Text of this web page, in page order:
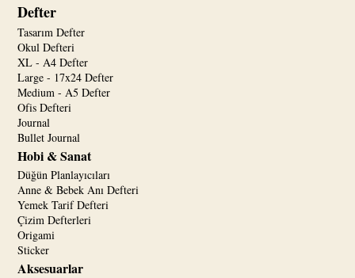
Defter
Tasarım Defter
Okul Defteri
XL - A4 Defter
Large - 17x24 Defter
Medium - A5 Defter
Ofis Defteri
Journal
Bullet Journal
Hobi & Sanat
Düğün Planlayıcıları
Anne & Bebek Anı Defteri
Yemek Tarif Defteri
Çizim Defterleri
Origami
Sticker
Aksesuarlar